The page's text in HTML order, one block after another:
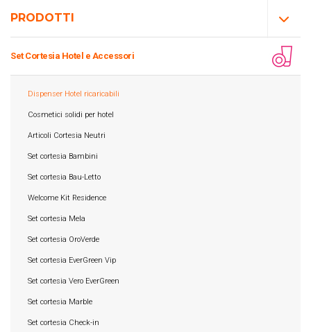
PRODOTTI
Set Cortesia Hotel e Accessori
Dispenser Hotel ricaricabili
Cosmetici solidi per hotel
Articoli Cortesia Neutri
Set cortesia Bambini
Set cortesia Bau-Letto
Welcome Kit Residence
Set cortesia Mela
Set cortesia OroVerde
Set cortesia EverGreen Vip
Set cortesia Vero EverGreen
Set cortesia Marble
Set cortesia Check-in